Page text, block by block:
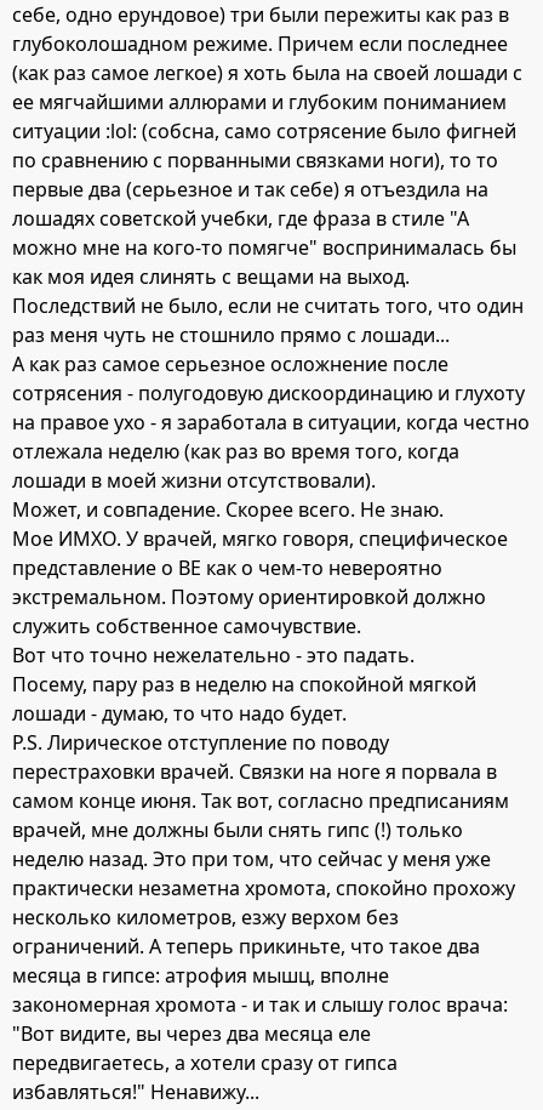
себе, одно ерундовое) три были пережиты как раз в
глубоколошадном режиме. Причем если последнее
(как раз самое легкое) я хоть была на своей лошади с
ее мягчайшими аллюрами и глубоким пониманием
ситуации :lol: (собсна, само сотрясение было фигней
по сравнению с порванными связками ноги), то то
первые два (серьезное и так себе) я отъездила на
лошадях советской учебки, где фраза в стиле "А
можно мне на кого-то помягче" воспринималась бы
как моя идея слинять с вещами на выход.
Последствий не было, если не считать того, что один
раз меня чуть не стошнило прямо с лошади...
А как раз самое серьезное осложнение после
сотрясения - полугодовую дискоординацию и глухоту
на правое ухо - я заработала в ситуации, когда честно
отлежала неделю (как раз во время того, когда
лошади в моей жизни отсутствовали).
Может, и совпадение. Скорее всего. Не знаю.
Мое ИМХО. У врачей, мягко говоря, специфическое
представление о ВЕ как о чем-то невероятно
экстремальном. Поэтому ориентировкой должно
служить собственное самочувствие.
Вот что точно нежелательно - это падать.
Посему, пару раз в неделю на спокойной мягкой
лошади - думаю, то что надо будет.
P.S. Лирическое отступление по поводу
перестраховки врачей. Связки на ноге я порвала в
самом конце июня. Так вот, согласно предписаниям
врачей, мне должны были снять гипс (!) только
неделю назад. Это при том, что сейчас у меня уже
практически незаметна хромота, спокойно прохожу
несколько километров, езжу верхом без
ограничений. А теперь прикиньте, что такое два
месяца в гипсе: атрофия мышц, вполне
закономерная хромота - и так и слышу голос врача:
"Вот видите, вы через два месяца еле
передвигаетесь, а хотели сразу от гипса
избавляться!" Ненавижу...